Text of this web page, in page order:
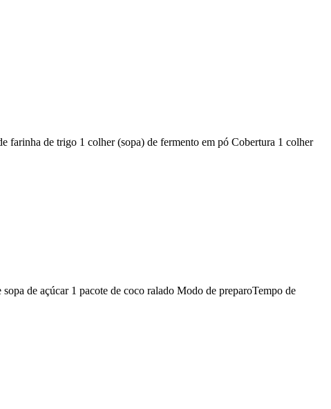
farinha de trigo 1 colher (sopa) de fermento em pó Cobertura 1 colher
de açúcar 1 pacote de coco ralado Modo de preparoTempo de